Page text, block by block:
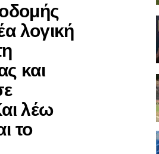
λογική
και
λέω
το